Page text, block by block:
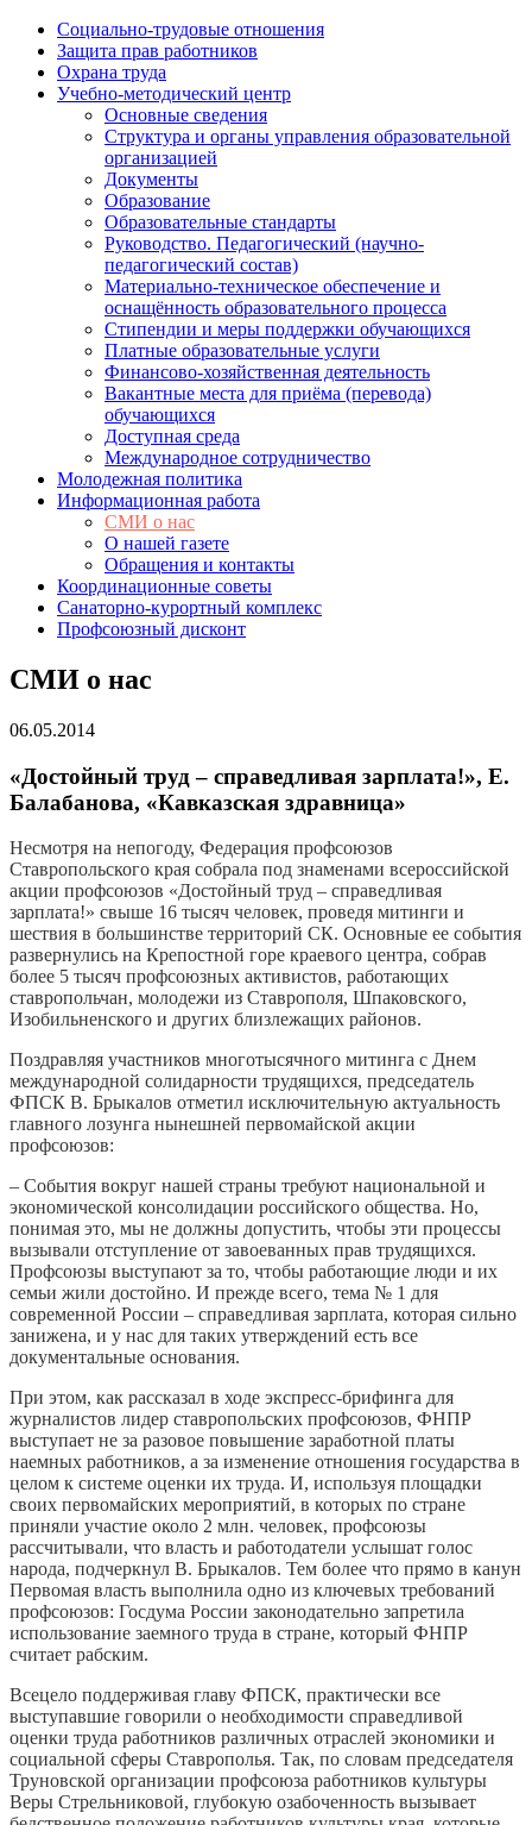
Социально-трудовые отношения
Защита прав работников
Охрана труда
Учебно-методический центр
Основные сведения
Структура и органы управления образовательной
организацией
Документы
Образование
Образовательные стандарты
Руководство. Педагогический (научно-
педагогический состав)
Материально-техническое обеспечение и
оснащённость образовательного процесса
Стипендии и меры поддержки обучающихся
Платные образовательные услуги
Финансово-хозяйственная деятельность
Вакантные места для приёма (перевода)
обучающихся
Доступная среда
Международное сотрудничество
Молодежная политика
Информационная работа
СМИ о нас
О нашей газете
Обращения и контакты
Координационные советы
Санаторно-курортный комплекс
Профсоюзный дисконт
СМИ о нас
06.05.2014
«Достойный труд – справедливая зарплата!», Е.
Балабанова, «Кавказская здравница»
Несмотря на непогоду, Федерация профсоюзов
Ставропольского края собрала под знаменами всероссийской
акции профсоюзов «Достойный труд – справедливая
зарплата!» свыше 16 тысяч человек, проведя митинги и
шествия в большинстве территорий СК. Основные ее события
развернулись на Крепостной горе краевого центра, собрав
более 5 тысяч профсоюзных активистов, работающих
ставропольчан, молодежи из Ставрополя, Шпаковского,
Изобильненского и других близлежащих районов.
Поздравляя участников многотысячного митинга с Днем
международной солидарности трудящихся, председатель
ФПСК В. Брыкалов отметил исключительную актуальность
главного лозунга нынешней первомайской акции
профсоюзов:
– События вокруг нашей страны требуют национальной и
экономической консолидации российского общества. Но,
понимая это, мы не должны допустить, чтобы эти процессы
вызывали отступление от завоеванных прав трудящихся.
Профсоюзы выступают за то, чтобы работающие люди и их
семьи жили достойно. И прежде всего, тема № 1 для
современной России – справедливая зарплата, которая сильно
занижена, и у нас для таких утверждений есть все
документальные основания.
При этом, как рассказал в ходе экспресс-брифинга для
журналистов лидер ставропольских профсоюзов, ФНПР
выступает не за разовое повышение заработной платы
наемных работников, а за изменение отношения государства в
целом к системе оценки их труда. И, используя площадки
своих первомайских мероприятий, в которых по стране
приняли участие около 2 млн. человек, профсоюзы
рассчитывали, что власть и работодатели услышат голос
народа, подчеркнул В. Брыкалов. Тем более что прямо в канун
Первомая власть выполнила одно из ключевых требований
профсоюзов: Госдума России законодательно запретила
использование заемного труда в стране, который ФНПР
считает рабским.
Всецело поддерживая главу ФПСК, практически все
выступавшие говорили о необходимости справедливой
оценки труда работников различных отраслей экономики и
социальной сферы Ставрополья. Так, по словам председателя
Труновской организации профсоюза работников культуры
Веры Стрельниковой, глубокую озабоченность вызывает